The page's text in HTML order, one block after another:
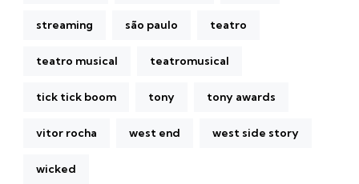
streaming são paulo teatro
teatro musical teatromusical
tick tick boom tony tony awards
vitor rocha west end west side story
wicked